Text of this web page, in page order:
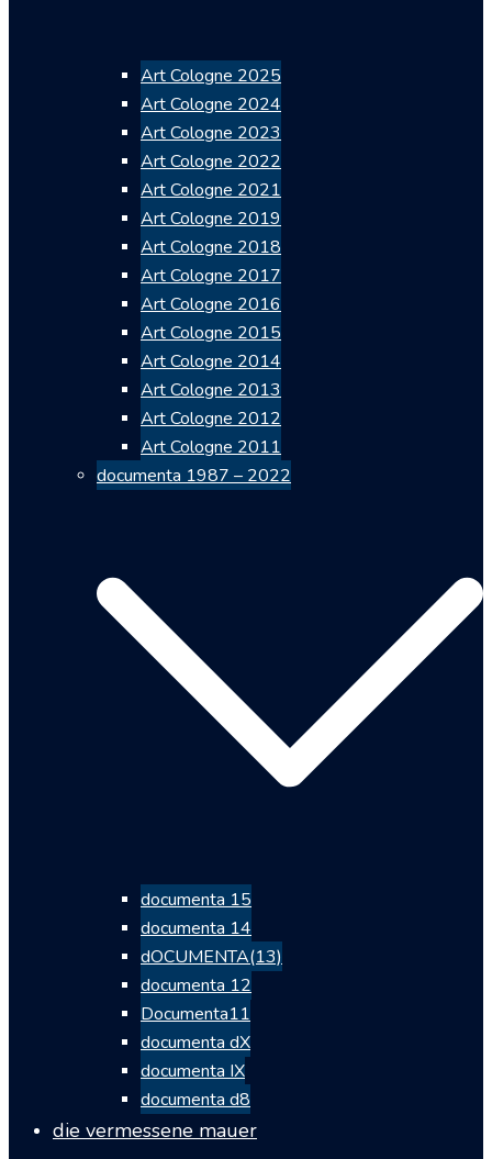
Art Cologne 2025
Art Cologne 2024
Art Cologne 2023
Art Cologne 2022
Art Cologne 2021
Art Cologne 2019
Art Cologne 2018
Art Cologne 2017
Art Cologne 2016
Art Cologne 2015
Art Cologne 2014
Art Cologne 2013
Art Cologne 2012
Art Cologne 2011
documenta 1987 – 2022
documenta 15
documenta 14
dOCUMENTA(13)
documenta 12
Documenta11
documenta dX
documenta IX
documenta d8
die vermessene mauer